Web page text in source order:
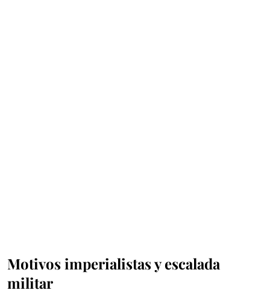
Motivos imperialistas y escalada
militar